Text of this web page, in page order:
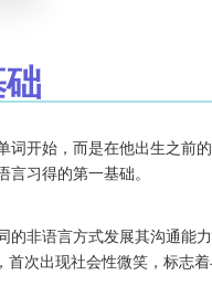
词开始，而是在他出生之前
习得的第一基础。
的非语言方式发展其沟通能
次出现社会性微笑，标志着